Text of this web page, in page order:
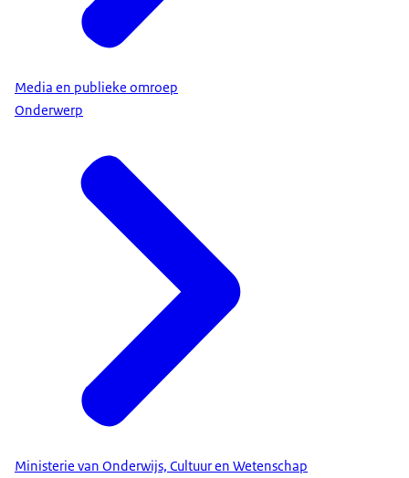
Media en publieke omroep
Onderwerp
Ministerie van Onderwijs, Cultuur en Wetenschap